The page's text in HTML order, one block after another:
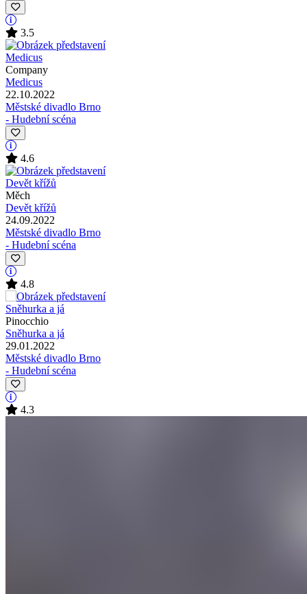
3.5
Company
Medicus
22.10.2022
Městské divadlo Brno
- Hudební scéna
4.6
Měch
Devět křížů
24.09.2022
Městské divadlo Brno
- Hudební scéna
4.8
Pinocchio
Sněhurka a já
29.01.2022
Městské divadlo Brno
- Hudební scéna
4.3